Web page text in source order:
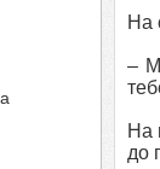
На
–
На
до